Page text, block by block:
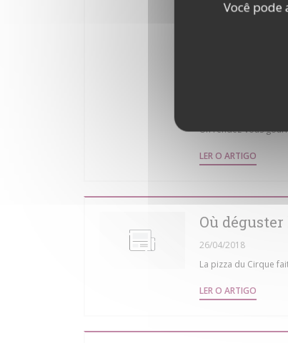
Você pode
cabaret moderne,
du matin,
à 16h (38 € pour les
Un rendez-vous
LER O ARTIGO
Où
26/04/2018
La pizza du Cirque
LER O ARTIGO